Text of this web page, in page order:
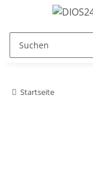
Startseite